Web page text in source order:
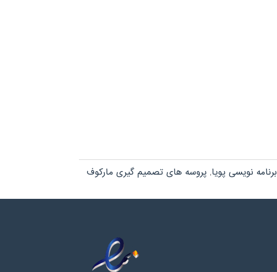
برنامه نویسی پویا, پروسه های تصمیم گیری مارکوف